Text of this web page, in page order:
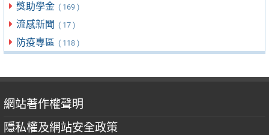
獎助學金 ( 169 )
流感新聞 ( 17 )
防疫專區 ( 118 )
網站著作權聲明
隱私權及網站安全政策